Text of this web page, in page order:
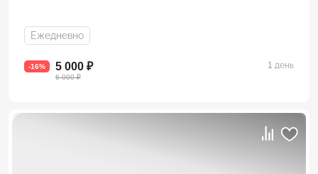
Ежедневно
-16% 5 000 ₽
6 000 ₽
1 день